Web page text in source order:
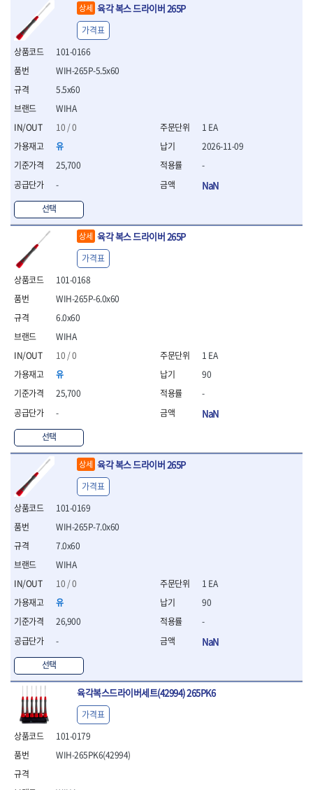
- 양구스패너세트
- 옵셋렌치세트
- 라쳇콤비네이션렌치세
- 몽키스패너
- 라쳇렌치
- 함마렌치
- 멀티플라이어
- 미니라쳇세트
- 기타
- 라쳇 드라이버
- 라쳇스패너
- 스피드렌치
- 모터렌치
- 함마스패너
절연.전설.방폭공구
- 절연옵셋렌치
- 절연연결대
- 절연스패너
- 절연T렌치
- 절연소켓
- 절연별소켓
- 절연별비트소켓
- 절연육각비트소켓
- 절연라쳇핸들
- 절연콤비네이션렌치
- 절연링렌치
- 절연플라이어
- 절연전공칼
- 절연안전모
- 절연매트
- 방폭소켓
- 방폭라쳇핸들
- 방폭함마스패너
- 절연일자드라이버
- 절연별드라이버
- 스트리퍼
- 라쳇케이블커터
- 자동스트리퍼
- 케이블스트리퍼
- 절연공구세트
- 절연비트홀다
- 방폭망치
상세 육각 복스 드라이버 265P
101-0166
WIHA
10 / 0
유
25,700
-
선택
WIH-265P-5.5x60
5.5x60
가격표
1 EA
2026-11-09
-
NaN
상세 육각 복스 드라이버 265P
101-0168
WIHA
10 / 0
유
25,700
-
선택
WIH-265P-6.0x60
6.0x60
가격표
1 EA
90
-
NaN
상세 육각 복스 드라이버 265P
101-0169
WIHA
10 / 0
유
26,900
-
선택
WIH-265P-7.0x60
7.0x60
가격표
1 EA
90
-
NaN
육각복스드라이버세트(42994) 265PK6
101-0179
WIH-265PK6(42994)
가격표